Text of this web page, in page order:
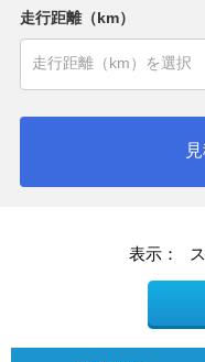
走行距離（km）
表示：